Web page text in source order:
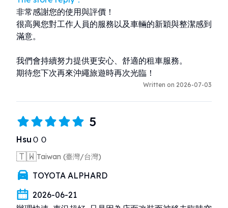
非常感謝您的使用與評價！
很高興您對工作人員的服務以及車輛的新穎與整潔感到
滿意。
我們會持續努力提供更安心、舒適的租車服務。
期待您下次再來沖繩旅遊時再次光臨！
Written on 2026-07-03
5
HsuＯＯ
🇹🇼Taiwan (臺灣/台灣)
TOYOTA ALPHARD
2026-06-21